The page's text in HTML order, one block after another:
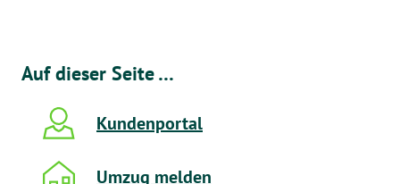
Auf dieser Seite …
Kundenportal
Umzug melden